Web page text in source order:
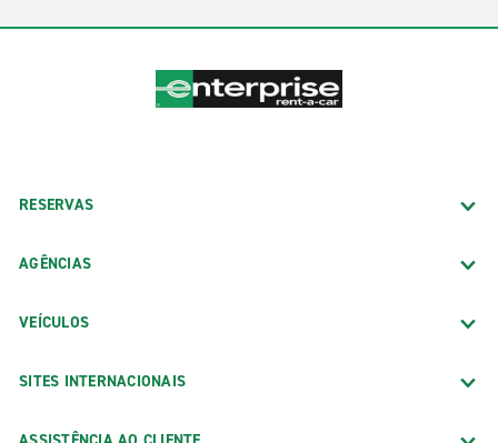
RESERVAS
AGÊNCIAS
VEÍCULOS
SITES INTERNACIONAIS